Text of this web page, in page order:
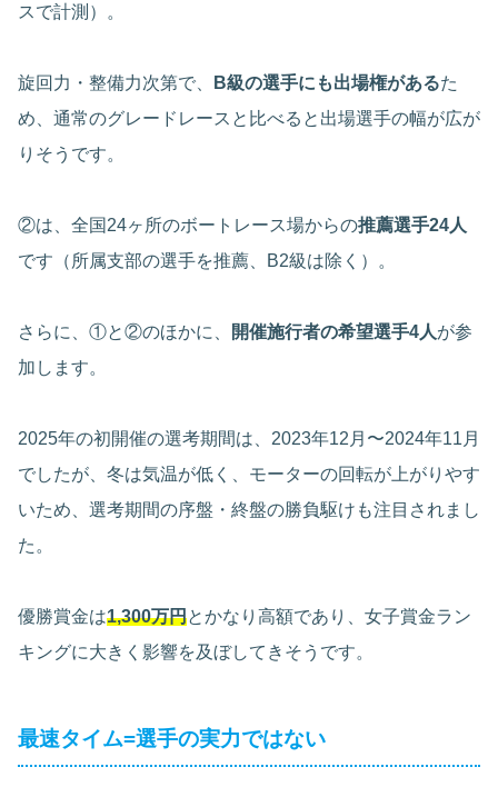
スで計測）。
旋回力・整備力次第で、 B級の選手にも出場権があるた
め、通常のグレードレースと比べると出場選手の幅が広が
りそうです。
②は、全国24ヶ所のボートレース場からの推薦選手24人
です（所属支部の選手を推薦、B2級は除く）。
さらに、①と②のほかに、 開催施行者の希望選手4人が参
加します。
2025年の初開催の選考期間は、2023年12月〜2024年11月
でしたが、冬は気温が低く、モーターの回転が上がりやす
いため、選考期間の序盤・終盤の勝負駆けも注目されまし
た。
優勝賞金は1,300万円とかなり高額であり、女子賞金ラン
キングに大きく影響を及ぼしてきそうです。
最速タイム=選手の実力ではない